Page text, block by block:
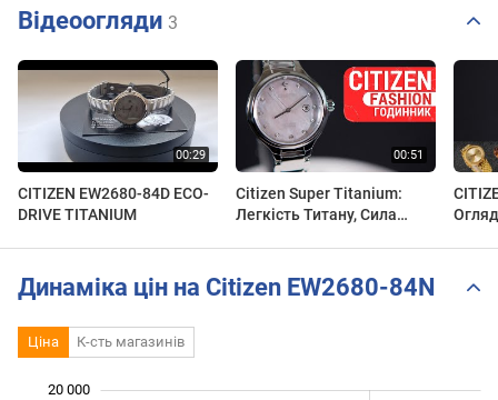
Відеоогляди 3
CITIZEN EW2680-84D ECO-
DRIVE TITANIUM
Citizen Super Titanium:
Легкість Титану, Сила
Динаміка цін на Citizen EW2680-84N
Ціна К-сть магазинів
20 000